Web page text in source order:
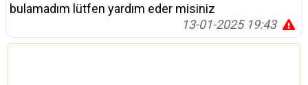
bulamadım lütfen yardım eder misiniz
13-01-2025 19:43